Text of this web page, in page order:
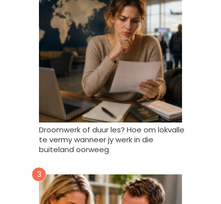
t
e
d
a
r
i
F
o
r
u
m
m
y
Droomwerk of duur les? Hoe om lokvalle
te vermy wanneer jy werk in die
buiteland oorweeg
3